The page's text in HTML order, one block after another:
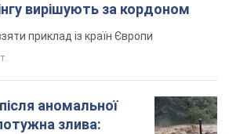
вирішують за кордоном
приклад із країн Європи
аномальної
злива: